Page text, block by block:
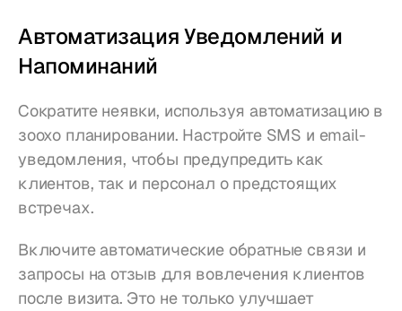
Автоматизация Уведомлений и
Напоминаний
Сократите неявки, используя автоматизацию в
зоохо планировании. Настройте SMS и email-
уведомления, чтобы предупредить как
клиентов, так и персонал о предстоящих
встречах.
Включите автоматические обратные связи и
запросы на отзыв для вовлечения клиентов
после визита. Это не только улучшает